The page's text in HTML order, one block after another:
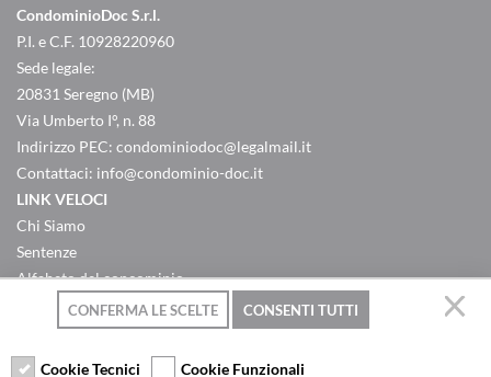
CondominioDoc S.r.l.
P.I. e C.F. 10928220960
Sede legale:
20831 Seregno (MB)
Via Umberto I°, n. 88
Indirizzo PEC: condominiodoc@legalmail.it
Contattaci: info@condominio-doc.it
LINK VELOCI
Chi Siamo
Sentenze
Alfabeto del concominio
Criteri ripartizione spese
Domande & Risposte
Contatti
CONFERMA LE SCELTE CONSENTI TUTTI
Cookie Tecnici Cookie Funzionali